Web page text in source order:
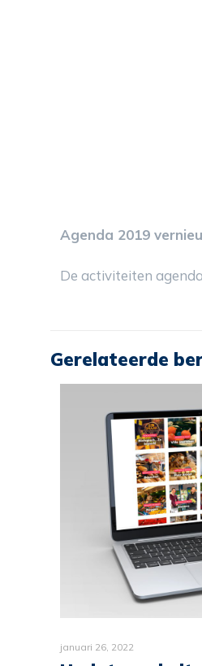
Agenda 2019
De activiteiten
Gerelateerde
januari 26, 2022